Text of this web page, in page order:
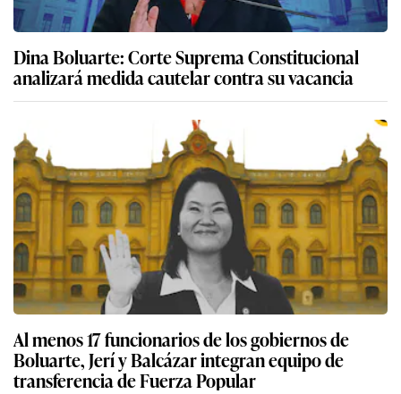
Dina Boluarte: Corte Suprema Constitucional
analizará medida cautelar contra su vacancia
Al menos 17 funcionarios de los gobiernos de
Boluarte, Jerí y Balcázar integran equipo de
transferencia de Fuerza Popular